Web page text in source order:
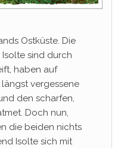
Ostküste. Die
sind durch
haben auf
vergessene
den scharfen,
Doch nun,
die beiden nichts
Isolte sich mit